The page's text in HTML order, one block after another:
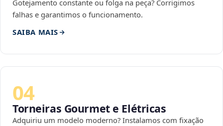
Gotejamento constante ou folga na peça? Corrigimos
falhas e garantimos o funcionamento.
SAIBA MAIS
04
Torneiras Gourmet e Elétricas
Adquiriu um modelo moderno? Instalamos com fixação